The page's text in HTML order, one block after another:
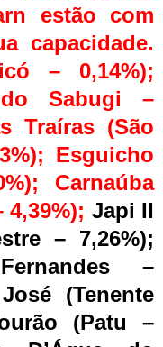
estão com
capacidade.
– 0,14%);
Sabugi –
Traíras (São
Esguicho
Carnaúba
Japi II
– 7,26%);
–
(Tenente
(Patu –